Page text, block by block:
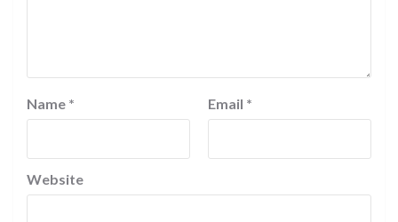
Name * Email *
Website